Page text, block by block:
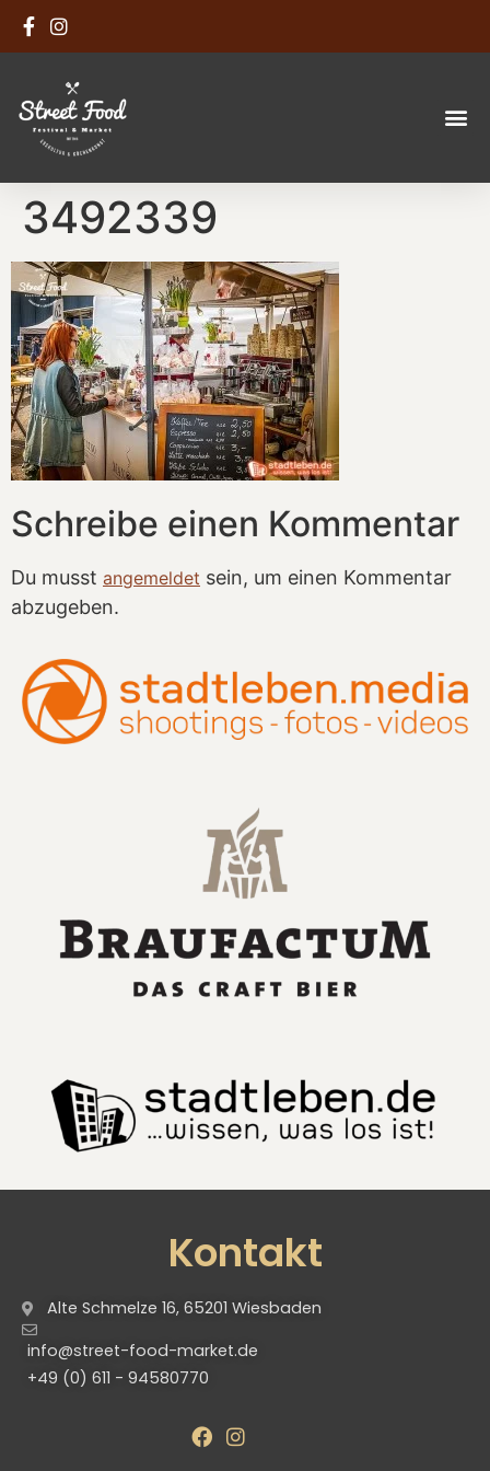
3492339
Schreibe einen Kommentar
Du musst angemeldet sein, um einen Kommentar
abzugeben.
Kontakt
Alte Schmelze 16, 65201 Wiesbaden
info@street-food-market.de
+49 (0) 611 - 94580770